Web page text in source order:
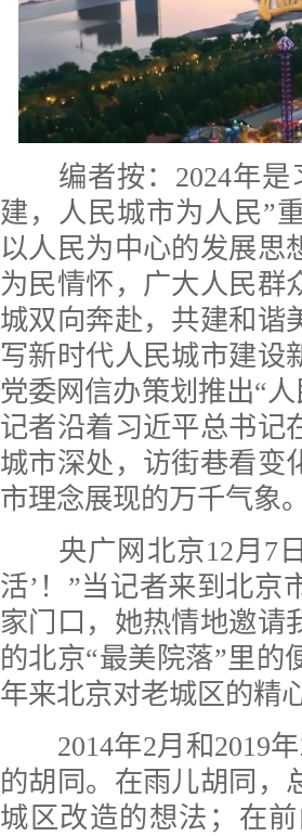
编者按：2024年
建，人民城市为人民”
以人民为中心的发展思
为民情怀，广大人民群
城双向奔赴，共建和谐
写新时代人民城市建设
党委网信办策划推出“
记者沿着习近平总书记
城市深处，访街巷看变
市理念展现的万千气象。
央广网北京12月7日
活’！”当记者来到北京
家门口，她热情地邀请
的北京“最美院落”里的
年来北京对老城区的精
2014年2月和2019年
的胡同。在雨儿胡同，
城区改造的想法；在